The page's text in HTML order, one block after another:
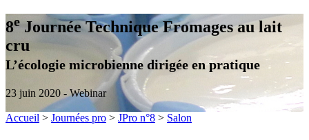
8e Journée TechniqueFromages au lait
cru
L’écologie microbienne dirigée en pratique
23 juin 2020 - Webinar
Accueil > Journées pro > JPro n°8 > Salon